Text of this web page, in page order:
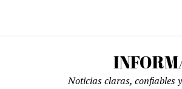
Noticias claras, confiables